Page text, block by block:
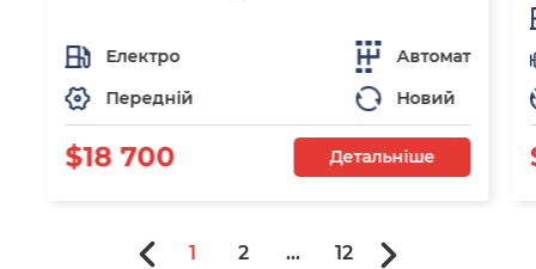
Електро
Автомат
Передній
Новий
$18 700 Детальніше
1 2 ... 12